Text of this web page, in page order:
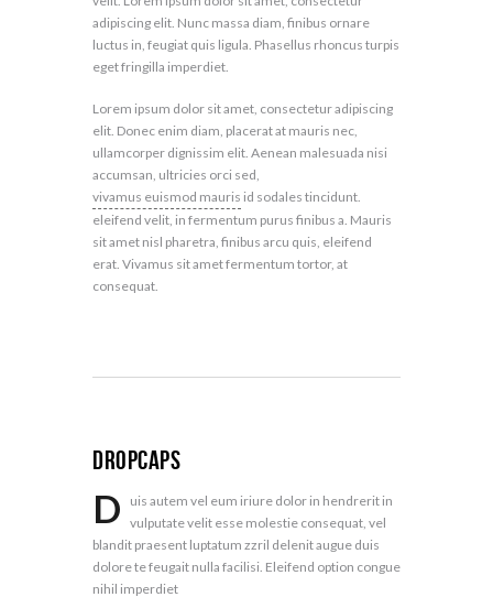
adipiscing elit. Nunc massa diam, finibus ornare
luctus in, feugiat quis ligula. Phasellus rhoncus turpis
eget fringilla imperdiet.
Lorem ipsum dolor sit amet, consectetur adipiscing
elit. Donec enim diam, placerat at mauris nec,
ullamcorper dignissim elit. Aenean malesuada nisi
accumsan, ultricies orci sed,
vivamus euismod mauris id sodales tincidunt.
eleifend velit, in fermentum purus finibus a. Mauris
sit amet nisl pharetra, finibus arcu quis, eleifend
erat. Vivamus sit amet fermentum tortor, at
consequat.
Dropcaps
D
uis autem vel eum iriure dolor in hendrerit in
vulputate velit esse molestie consequat, vel
blandit praesent luptatum zzril delenit augue duis
dolore te feugait nulla facilisi. Eleifend option congue
nihil imperdiet